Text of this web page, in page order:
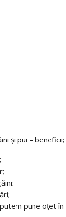
și pui – beneficii;
pune oțet în